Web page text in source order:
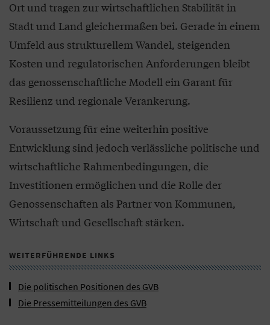
Ort und tragen zur wirtschaftlichen Stabilität in
Stadt und Land gleichermaßen bei. Gerade in einem
Umfeld aus strukturellem Wandel, steigenden
Kosten und regulatorischen Anforderungen bleibt
das genossenschaftliche Modell ein Garant für
Resilienz und regionale Verankerung.
Voraussetzung für eine weiterhin positive
Entwicklung sind jedoch verlässliche politische und
wirtschaftliche Rahmenbedingungen, die
Investitionen ermöglichen und die Rolle der
Genossenschaften als Partner von Kommunen,
Wirtschaft und Gesellschaft stärken.
WEITERFÜHRENDE LINKS
Die politischen Positionen des GVB
Die Pressemitteilungen des GVB